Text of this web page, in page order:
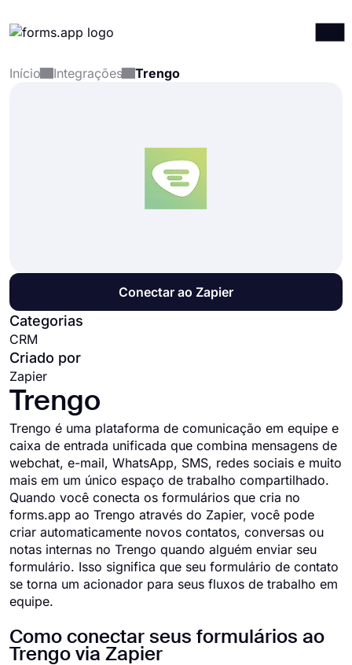
Produtos
Início Integrações Trengo
Conectar ao Zapier
Categorias
CRM
Criado por
Zapier
Trengo
Trengo é uma plataforma de comunicação em equipe e
caixa de entrada unificada que combina mensagens de
webchat, e-mail, WhatsApp, SMS, redes sociais e muito
mais em um único espaço de trabalho compartilhado.
Quando você conecta os formulários que cria no
forms.app ao Trengo através do Zapier, você pode
criar automaticamente novos contatos, conversas ou
notas internas no Trengo quando alguém enviar seu
formulário. Isso significa que seu formulário de contato
se torna um acionador para seus fluxos de trabalho em
equipe.
Como conectar seus formulários ao
Trengo via Zapier